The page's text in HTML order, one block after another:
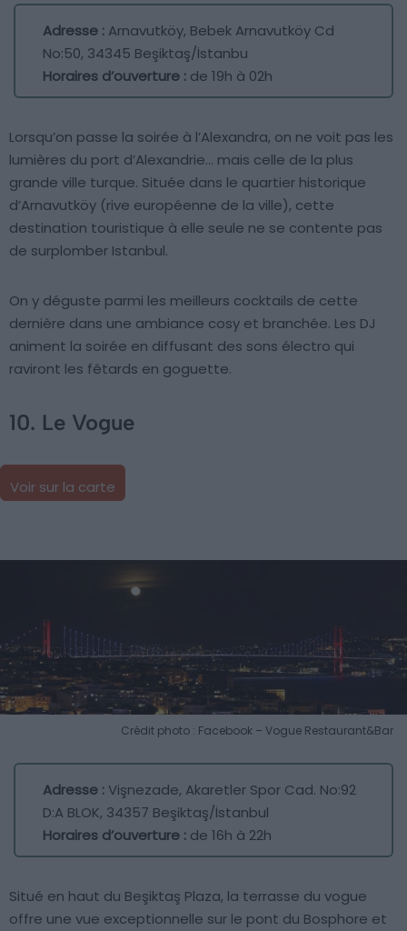
Adresse : Arnavutköy, Bebek Arnavutköy Cd
No:50, 34345 Beşiktaş/İstanbu
Horaires d’ouverture : de 19h à 02h
Lorsqu’on passe la soirée à l’Alexandra, on ne voit pas les
lumières du port d’Alexandrie… mais celle de la plus
grande ville turque. Située dans le quartier historique
d’Arnavutköy (rive européenne de la ville), cette
destination touristique à elle seule ne se contente pas
de surplomber Istanbul.
On y déguste parmi les meilleurs cocktails de cette
dernière dans une ambiance cosy et branchée. Les DJ
animent la soirée en diffusant des sons électro qui
raviront les fêtards en goguette.
10. Le Vogue
Voir sur la carte
Crédit photo : Facebook – Vogue Restaurant&Bar
Adresse :Vişnezade, Akaretler Spor Cad. No:92
D:A BLOK, 34357 Beşiktaş/İstanbul
Horaires d’ouverture : de 16h à 22h
Situé en haut du Beşiktaş Plaza, la terrasse du vogue
offre une vue exceptionnelle sur le pont du Bosphore et